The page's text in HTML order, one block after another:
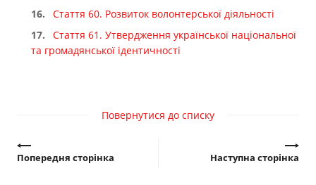
Стаття 60. Розвиток волонтерської діяльності
Стаття 61. Утвердження української національної
та громадянської ідентичності
Повернутися до списку
Попередня сторінка Наступна сторінка